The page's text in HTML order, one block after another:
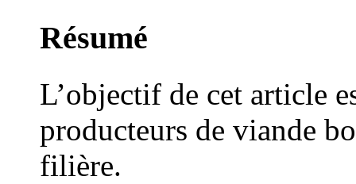
Résumé
L’objectif de cet article
producteurs de viande
filière.